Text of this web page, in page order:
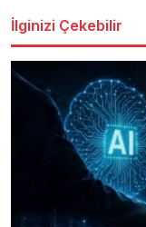
İlginizi Çekebilir